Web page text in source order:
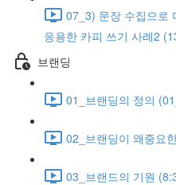
07_3) 문장 수집으로
응용한 카피 쓰기 사례2
브랜딩
01_브랜딩의 정의
02_브랜딩이 왜중요
03_브랜드의 기원